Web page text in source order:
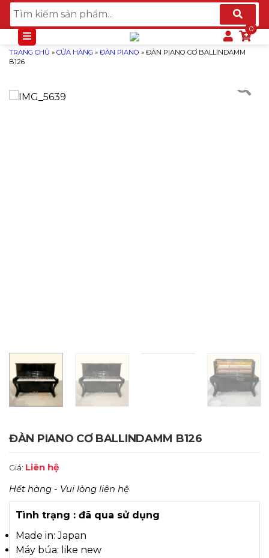
TRANG CHỦ » CỬA HÀNG » ĐÀN PIANO » ĐÀN PIANO CƠ BALLINDAMM
B126
ĐÀN PIANO CƠ BALLINDAMM B126
Giá: Liên hệ
Hết hàng - Vui lòng liên hệ
Tình trạng : đã qua sử dụng
Made in: Japan
Máy búa: like new